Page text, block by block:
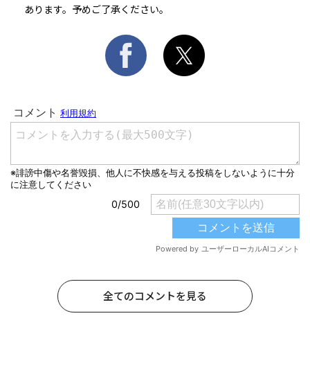
あります。予めご了承ください。
全てのコメントを見る